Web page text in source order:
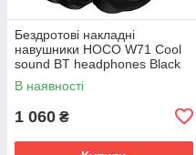
Бездротові накладні
навушники HOCO W71 Cool
sound BT headphones Black
В наявності
1 060 ₴